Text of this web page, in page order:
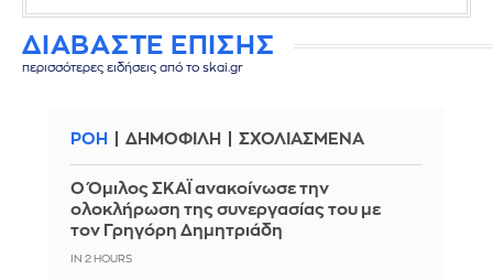
ΔΙΑΒΑΣΤΕ ΕΠΙΣΗΣ
περισσότερες ειδήσεις από το skai.gr
ΡΟΗ ΔΗΜΟΦΙΛΗ ΣΧΟΛΙΑΣΜΕΝΑ
Ο Όμιλος ΣΚΑΪ ανακοίνωσε την
ολοκλήρωση της συνεργασίας του με
τον Γρηγόρη Δημητριάδη
IN 2 HOURS